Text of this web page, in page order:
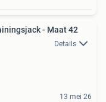
- Maat 42
Details
13 mei 26